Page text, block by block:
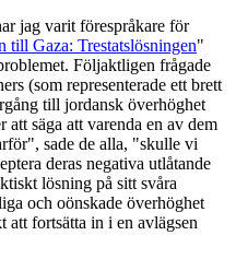
jag varit förespråkare för
till Gaza: Trestatslösningen"
Följaktligen frågade
(som representerade ett brett
till jordansk överhöghet
att säga att varenda en av dem
sade de alla, "skulle vi
deras negativa utlåtande
lösning på sitt svåra
och oönskade överhöghet
att fortsätta in i en avlägsen